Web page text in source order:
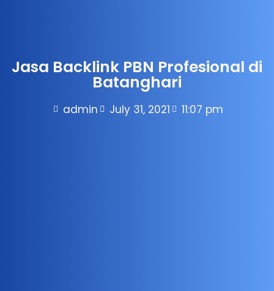
Jasa Backlink PBN Profesional di
Batanghari
admin July 31, 2021 11:07 pm